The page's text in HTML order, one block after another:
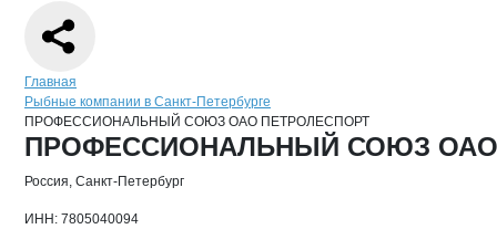
Мои объявления
Навигация по сайту
Главная
Рыбные компании в Санкт-Петербурге
ПРОФЕССИОНАЛЬНЫЙ СОЮЗ ОАО ПЕТРОЛЕСПОРТ
Основная информация о компании
ПРОФЕССИОНАЛЬНЫЙ СОЮЗ ОАО
Россия, Санкт-Петербург
ИНН: 7805040094